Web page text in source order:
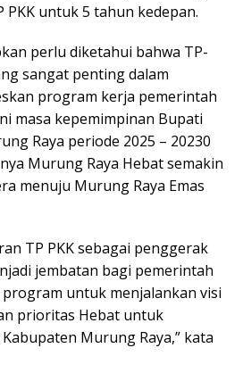
untuk 5 tahun kedepan.
perlu diketahui bahwa TP-
sangat penting dalam
program kerja pemerintah
masa kepemimpinan Bupati
Raya periode 2025 – 20230
Murung Raya Hebat semakin
menuju Murung Raya Emas
TP PKK sebagai penggerak
jembatan bagi pemerintah
untuk menjalankan visi
prioritas Hebat untuk
Murung Raya,” kata